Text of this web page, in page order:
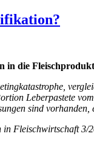
in die
Leberpastete
sind
Fleischwirtschaft 3/